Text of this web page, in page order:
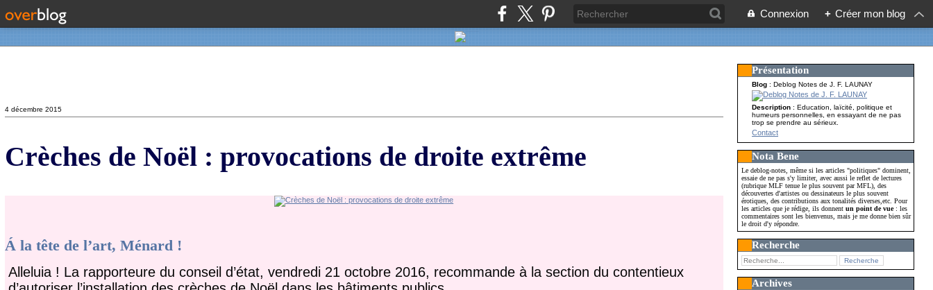
Connexion + Créer mon blog
4 décembre 2015
Crèches de Noël : provocations de droite extrême
Á la tête de l’art, Ménard !
Alleluia ! La rapporteure du conseil d’état, vendredi 21 octobre 2016, recommande à la section du contentieux
Présentation
Blog : Deblog Notes de J. F. LAUNAY
Description: Education, laïcité, politique et
humeurs personnelles, en essayant de ne pas
trop se prendre au sérieux.
Contact
Nota Bene
Le deblog-notes, même si les articles "politiques" dominent,
essaie de ne pas s'y limiter, avec aussi le reflet de lectures
(rubrique MLF tenue le plus souvent par MFL), des
découvertes d'artistes ou dessinateurs le plus souvent
érotiques, des contributions aux tonalités diverses,etc. Pour
les articles que je rédige, ils donnentun point de vue: les
commentaires sont les bienvenus, mais je me donne bien sûr
le droit d'y répondre.
Recherche
Archives